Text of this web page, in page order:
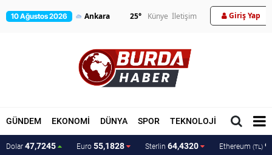
10 Ağustos 2026 25° Künye İletişim Giriş Yap
GÜNDEM EKONOMİ DÜNYA SPOR TEKNOLOJİ MAGAZİN
Dolar 47,7245 Euro 55,1828 Sterlin 64,4320 Ethereum (TL)